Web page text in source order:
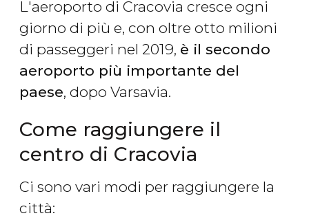
L'aeroporto di Cracovia cresce ogni
giorno di più e, con oltre otto milioni
di passeggeri nel 2019, è il secondo
aeroporto più importante del
paese, dopo Varsavia.
Come raggiungere il
centro di Cracovia
Ci sono vari modi per raggiungere la
città: